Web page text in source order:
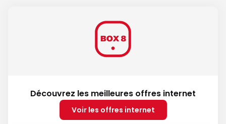
Découvrez les meilleures offres internet
Voir les offres internet